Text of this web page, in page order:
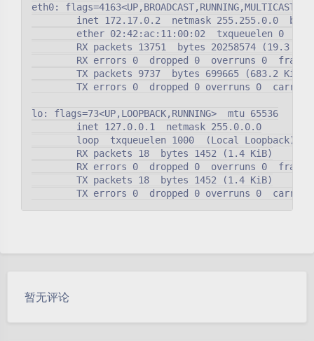
eth0: flags=4163<UP,BROADCAST,RUNNING,MULTICAST>
inet 172.17.0.2  netmask 255.255.0.0
ether 02:42:ac:11:00:02  txqueuelen 0
RX packets 13751  bytes 20258574 (19.3
RX errors 0  dropped 0  overruns 0  frame
        TX packets 9737  bytes 699665 (683.2 KiB)
TX errors 0  dropped 0 overruns 0
lo: flags=73<UP,LOOPBACK,RUNNING>  mtu 65536
        inet 127.0.0.1  netmask 255.0.0.0
        loop  txqueuelen 1000  (Local Loopback)
        RX packets 18  bytes 1452 (1.4 KiB)
RX errors 0  dropped 0  overruns 0  frame
        TX packets 18  bytes 1452 (1.4 KiB)
暂无评论